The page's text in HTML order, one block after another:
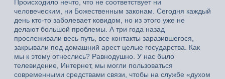
Происходило нечто, что не соответствует ни
человеческим, ни Божественным законам. Сегодня каждый
день кто-то заболевает ковидом, но из этого уже не
делают большой проблемы. А три года назад
прослеживали весь путь, все контакты заразившегося,
закрывали под домашний арест целые государства. Как
мы к этому отнеслись? Равнодушно. У нас было
телевидение, Интернет, мы могли пользоваться
современными средствами связи, чтобы на службе «духом